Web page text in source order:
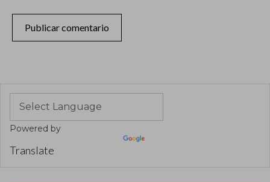
Powered by
Translate